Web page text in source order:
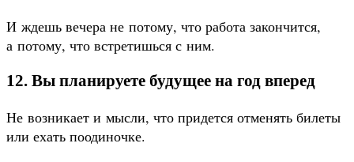
И ждешь вечера не потому, что работа закончится,
а потому, что встретишься с ним.
12. Вы планируете будущее на год вперед
Не возникает и мысли, что придется отменять билеты
или ехать поодиночке.